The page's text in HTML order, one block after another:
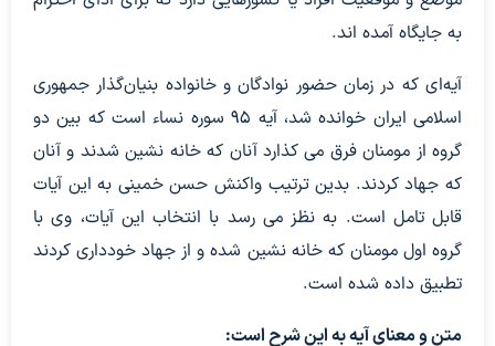
به جایگاه آمده اند.
آیه‌ای که در زمان حضور نوادگان و خانواده بنیان‌گذار جمهوری
اسلامی ایران خوانده شد، آیه ۹۵ سوره نساء است که بین دو
گروه از مومنان فرق می کذارد آنان که خانه نشین شدند و آنان
که جهاد کردند. بدین ترتیب واکنش حسن خمینی به این آیات
قابل تامل است. به نظز می رسد با انتخاب این آیات، وی با
گروه اول مومنان که خانه نشین شده و از جهاد خودداری کردند
تطبیق داده شده است.
متن و معنای آیه به این شرح است: